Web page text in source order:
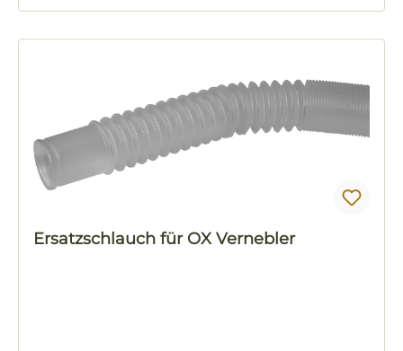
Ersatzschlauch für OX Vernebler